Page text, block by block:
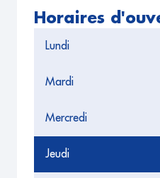
Horaires
Lundi
Mardi
Mercredi
Jeudi